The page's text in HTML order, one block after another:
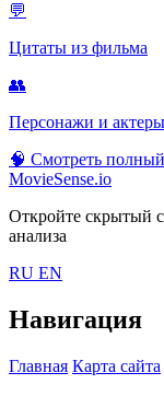
💬
Цитаты из фильма
👥
Персонажи и актеры
🧠 Смотреть
MovieSense.io
Откройте скрытый
анализа
RU EN
Навигация
Главная Карта сайта